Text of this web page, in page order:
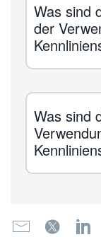
Was sind
der
Was sind